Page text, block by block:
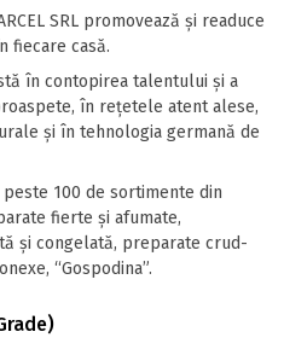
SRL promovează și readuce
fiecare casă.
în contopirea talentului și a
în rețetele atent alese,
și în tehnologia germană de
peste 100 de sortimente din
fierte și afumate,
și congelată, preparate crud-
“Gospodina”.